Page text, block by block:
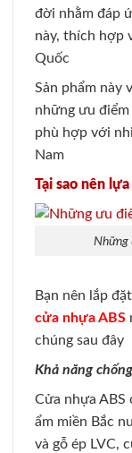
đời nhằm đáp
này, thích hợp
Quốc
Sản phẩm này
những ưu
phù hợp với
Nam
Tại sao nên
Những
Bạn nên lắp
cửa nhựa ABS
chúng sau đây
Khả năng
Cửa nhựa
ẩm miền Bắc
và gỗ ép LVC,